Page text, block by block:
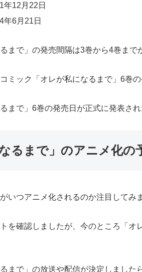
年12月22日
年6月21日
まで」の発売間隔は3巻から4巻ま
ミック「オレが私になるまで」6巻
まで」6巻の発売日が正式に発表され
るまで」のアニメ化の
いつアニメ化されるのか注目してみ
を確認しましたが、今のところ「
まで」の放送や配信が決定しました